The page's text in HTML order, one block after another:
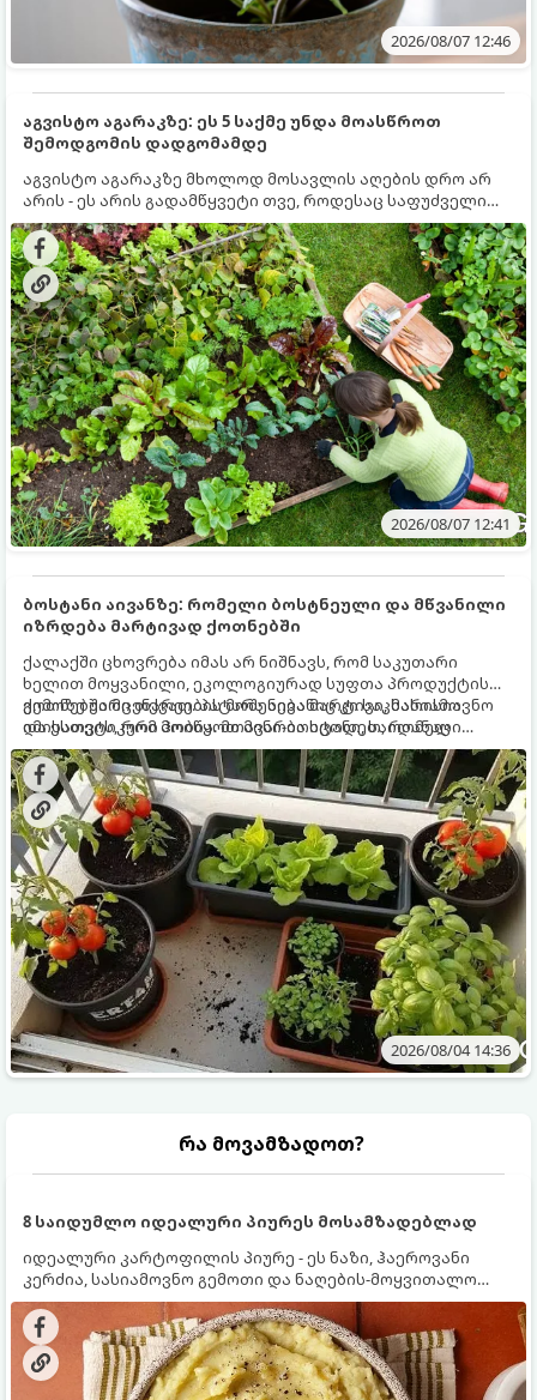
2026/08/07 12:46
აგვისტო აგარაკზე: ეს 5 საქმე უნდა მოასწროთ
შემოდგომის დადგომამდე
აგვისტო აგარაკზე მხოლოდ მოსავლის აღების დრო არ
არის - ეს არის გადამწყვეტი თვე, როდესაც საფუძველი
ეყრება მომავალი წლის მოსავალს და ბაღი მზადდება
შემოდგომა-ზამთრის სეზონისთვის. იმისათვის, რომ
ნიადაგმა ენერგია აღიდგინოს, ხოლო მცენარეებმა
ზამთარს გაუძლონ, აგვისტოს ბოლომდე 5
მნიშვნელოვანი საქმის გაკეთება უნდა მოასწროთ:
2026/08/07 12:41
ბოსტანი აივანზე: რომელი ბოსტნეული და მწვანილი
იზრდება მარტივად ქოთნებში
ქალაქში ცხოვრება იმას არ ნიშნავს, რომ საკუთარი
ხელით მოყვანილი, ეკოლოგიურად სუფთა პროდუქტის
გემოზე უარი თქვათ. პატარა აივანიც კი საკმარისია
იმისათვის, რომ მოიწყოთ მინი-ბოსტანი, საიდანაც
ყოველდღიურად ახალ, არომატულ მწვანილსა და
ბოსტნეულს მოკრეფთ.
ქოთნებში მცენარეების მოშენება მარტივი, სასიამოვნო
და ესთეტიკური ჰობია. მთავარია იცოდეთ, რომელი
კულტურები ეგუებიან ქოთნის პირობებს ყველაზე კარგად
და როგორ მოუაროთ მათ სწორად.
2026/08/04 14:36
რა მოვამზადოთ?
8 საიდუმლო იდეალური პიურეს მოსამზადებლად
იდეალური კარტოფილის პიურე - ეს ნაზი, ჰაეროვანი
კერძია, სასიამოვნო გემოთი და ნაღების-მოყვითალო
ფერით. მისი მომზადება ძალიან მარტივია, მაგრამ
არსებობს რამდენიმე საიდუმლო, რომლებიც უნდა
იცოდეთ, რომ პიურე იდეალურად გემრიელი გამოვიდეს.